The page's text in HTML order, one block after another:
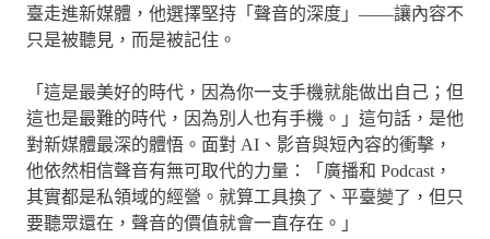
臺走進新媒體，他選擇堅持「聲音的深度」——讓內容不
只是被聽見，而是被記住。
「這是最美好的時代，因為你一支手機就能做出自己；但
這也是最難的時代，因為別人也有手機。」這句話，是他
對新媒體最深的體悟。面對 AI、影音與短內容的衝擊，
他依然相信聲音有無可取代的力量：「廣播和 Podcast，
其實都是私領域的經營。就算工具換了、平臺變了，但只
要聽眾還在，聲音的價值就會一直存在。」